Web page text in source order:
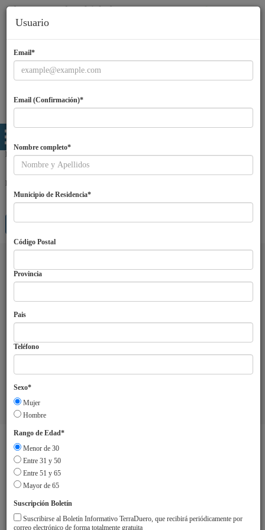
Usuario
Email*
Email (Confirmación)*
Nombre completo*
Municipio de Residencia*
Código Postal
Provincia
Pais
Teléfono
Sexo*
Mujer
Hombre
Rango de Edad*
Menor de 30
Entre 31 y 50
Entre 51 y 65
Mayor de 65
Suscripción Boletín
Suscribirse al Boletín Informativo TerraDuero, que recibirá periódicamente por
correo electrónico de forma totalmente gratuita
Email
Password
Entra ¿Olvidaste tu password? Regístrate
Idiomas
Aviso Legal